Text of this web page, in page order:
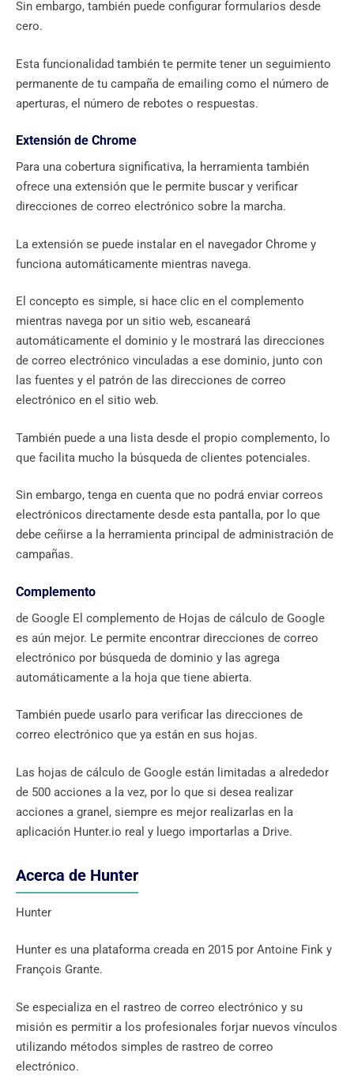
Sin embargo, también puede configurar formularios desde
cero.
Esta funcionalidad también te permite tener un seguimiento
permanente de tu campaña de emailing como el número de
aperturas, el número de rebotes o respuestas.
Extensión de Chrome
Para una cobertura significativa, la herramienta también
ofrece una extensión que le permite buscar y verificar
direcciones de correo electrónico sobre la marcha.
La extensión se puede instalar en el navegador Chrome y
funciona automáticamente mientras navega.
El concepto es simple, si hace clic en el complemento
mientras navega por un sitio web, escaneará
automáticamente el dominio y le mostrará las direcciones
de correo electrónico vinculadas a ese dominio, junto con
las fuentes y el patrón de las direcciones de correo
electrónico en el sitio web.
También puede a una lista desde el propio complemento, lo
que facilita mucho la búsqueda de clientes potenciales.
Sin embargo, tenga en cuenta que no podrá enviar correos
electrónicos directamente desde esta pantalla, por lo que
debe ceñirse a la herramienta principal de administración de
campañas.
Complemento
de Google El complemento de Hojas de cálculo de Google
es aún mejor. Le permite encontrar direcciones de correo
electrónico por búsqueda de dominio y las agrega
automáticamente a la hoja que tiene abierta.
También puede usarlo para verificar las direcciones de
correo electrónico que ya están en sus hojas.
Las hojas de cálculo de Google están limitadas a alrededor
de 500 acciones a la vez, por lo que si desea realizar
acciones a granel, siempre es mejor realizarlas en la
aplicación Hunter.io real y luego importarlas a Drive.
Acerca de Hunter
Hunter
Hunter es una plataforma creada en 2015 por Antoine Fink y
François Grante.
Se especializa en el rastreo de correo electrónico y su
misión es permitir a los profesionales forjar nuevos vínculos
utilizando métodos simples de rastreo de correo
electrónico.